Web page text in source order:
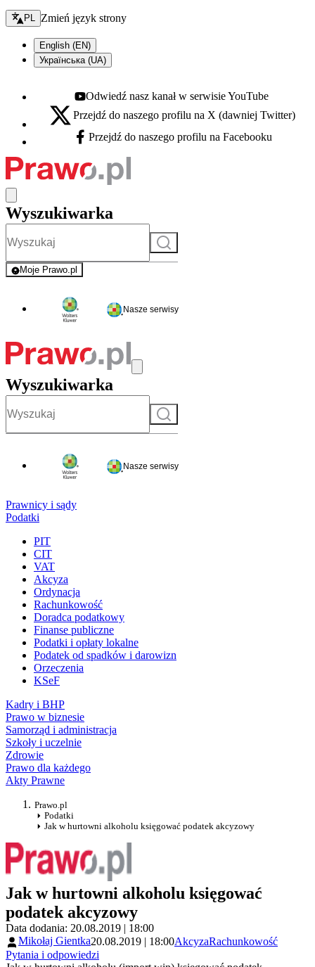
Zmień język - bieżący:
PL Zmień język strony
English (EN)
Українська (UA)
Youtube - otwiera się w nowej karcie
Odwiedź nasz kanał w serwisie YouTube
X - otwiera się w nowej karcie
Przejdź do naszego profilu na X (dawniej Twitter)
Facebook - otwiera się w nowej karcie
Przejdź do naszego profilu na Facebooku
Wyszukiwarka
Szukaj
Moje Prawo.pl
- rejestracja i logowanie do serwisu
Nasze serwisy
Wyszukiwarka
Szukaj
Nasze serwisy
Prawnicy i sądy
Podatki
PIT
CIT
VAT
Akcyza
Ordynacja
Rachunkowość
Doradca podatkowy
Finanse publiczne
Podatki i opłaty lokalne
Podatek od spadków i darowizn
Orzeczenia
KSeF
Kadry i BHP
Prawo w biznesie
Samorząd i administracja
Szkoły i uczelnie
Zdrowie
Prawo dla każdego
Akty Prawne
Prawo.pl
Podatki
Jak w hurtowni alkoholu księgować podatek akcyzowy
Jak w hurtowni alkoholu księgować
podatek akcyzowy
Data dodania: 20.08.2019 | 18:00
Mikołaj Gientka20.08.2019 | 18:00AkcyzaRachunkowość
Pytania i odpowiedzi